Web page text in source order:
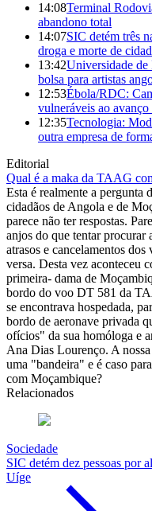
14:08Terminal
abandono total
14:07SIC detém três
droga e morte de
13:42Universidade
bolsa para artistas
12:53Ébola/RDC:
vulneráveis ao avanço
12:35Tecnologia:
outra empresa de
Editorial
Qual é a maka da TAAG
Esta é realmente a pergunta
cidadãos de Angola e de
parece não ter respostas.
anjos do que tentar procurar
atrasos e cancelamentos
versa. Desta vez aconteceu
primeira- dama de
bordo do voo DT 581 da
se encontrava hospedada,
bordo de aeronave privada
ofícios" da sua homóloga e
Ana Dias Lourenço. A
uma "bandeira" e é caso
com Moçambique?
Relacionados
Sociedade
SIC detém dez pessoas por
Uíge